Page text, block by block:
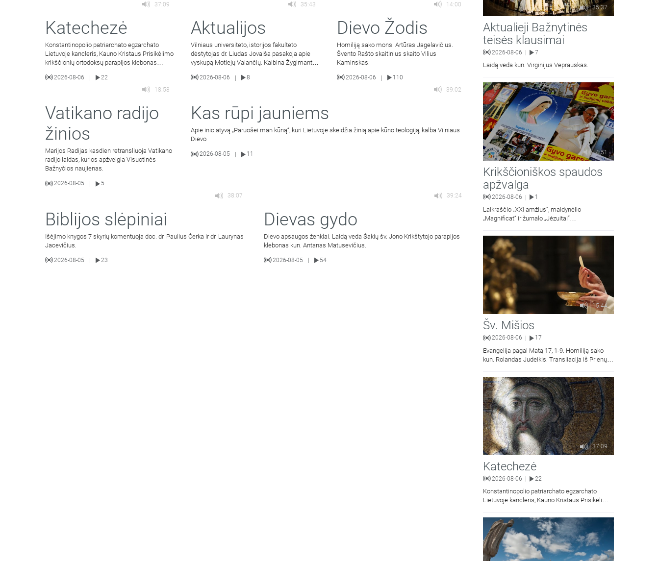
37:09
Katechezė
Konstantinopolio patriarchato egzarchato
Lietuvoje kancleris, Kauno Kristaus Prisikėlimo
krikščionių ortodoksų parapijos klebonas
2026-08-06 | 22
35:43
Aktualijos
Vilniaus universiteto, istorijos fakulteto
dėstytojas dr. Liudas Jovaiša pasakoja apie
vyskupą Motiejų Valančių. Kalbina Žygimantas
2026-08-06 | 8
14:00
Dievo Žodis
Homiliją sako mons. Artūras Jagelavičius.
Švento Rašto skaitinius skaito Vilius
Kaminskas.
2026-08-06 |
110
18:58
Vatikano radijo
žinios
Marijos Radijas kasdien retransliuoja Vatikano
radijo laidas, kurios apžvelgia Visuotinės
Bažnyčios naujienas.
2026-08-05 5
39:02
Kas rūpi jauniems
Apie iniciatyvą „Paruošei man kūną“, kuri Lietuvoje skeidžia žinią apie kūno teologiją, kalba Vilniaus
Dievo
2026-08-05 11
38:07
Biblijos slėpiniai
Išėjimo knygos 7 skyrių komentuoja doc. dr. Paulius Čerka ir dr. Laurynas
Jacevičius.
2026-08-05 23
39:24
Dievas gydo
Dievo apsaugos ženklai. Laidą veda Šakių šv. Jono Krikštytojo parapijos
klebonas kun. Antanas Matusevičius.
2026-08-05 54
35:37
Aktualieji Bažnytinės
teisės klausimai
2026-08-06 7
Laidą veda kun. Virginijus Veprauskas.
4:51
Krikščioniškos spaudos
apžvalga
2026-08-06 | 1
Laikraščio „XXI amžius“, maldynėlio
„Magnificat“ ir žurnalo „Jėzuitai“
15:44
Šv. Mišios
2026-08-06 17
Evangelija pagal Matą 17, 1-9. Homiliją sako
kun. Rolandas Judeikis. Transliacija iš Prienų
37:09
Katechezė
2026-08-06 22
Konstantinopolio patriarchato egzarchato
Lietuvoje kancleris, Kauno Kristaus Prisikėlimo
kunigas Vitalijus Mockus pasakoja apie
Kristaus Atsimainymo šventę.